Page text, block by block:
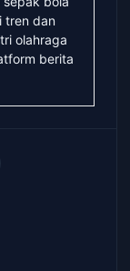
tren dan
olahraga
berita